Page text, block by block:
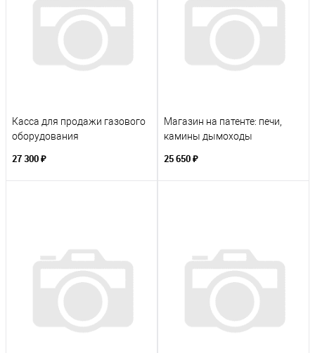
Касса для продажи газового
оборудования
27 300 ₽
Магазин на патенте: печи,
камины дымоходы
25 650 ₽